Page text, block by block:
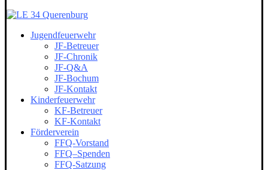
Jugendfeuerwehr
JF-Betreuer
JF-Chronik
JF-Q&A
JF-Bochum
JF-Kontakt
Kinderfeuerwehr
KF-Betreuer
KF-Kontakt
Förderverein
FFQ-Vorstand
FFQ–Spenden
FFQ-Satzung